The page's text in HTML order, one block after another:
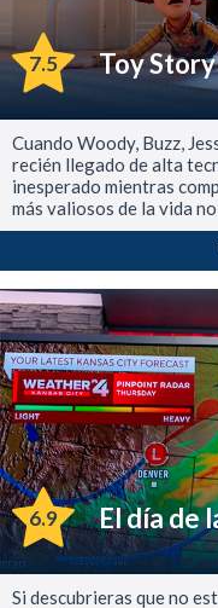
7.5 Toy
Cuando Woody, Buzz,
recién llegado de alta
inesperado mientras
más valiosos de la vida
6.9 El día de
Si descubrieras que no